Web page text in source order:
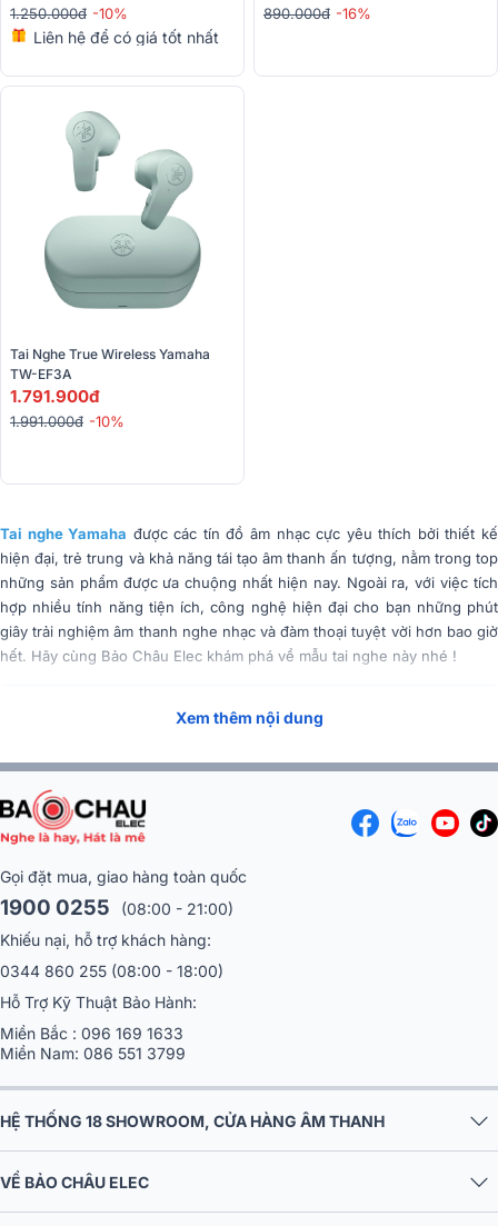
1.250.000đ -10%
Liên hệ để có giá tốt nhất
890.000đ -16%
Tai Nghe True Wireless Yamaha
TW-EF3A
1.791.900đ
1.991.000đ -10%
Tai nghe Yamaha được các tín đồ âm nhạc cực yêu thích bởi thiết kế
hiện đại, trẻ trung và khả năng tái tạo âm thanh ấn tượng, nằm trong top
những sản phẩm được ưa chuộng nhất hiện nay. Ngoài ra, với việc tích
hợp nhiều tính năng tiện ích, công nghệ hiện đại cho bạn những phút
giây trải nghiệm âm thanh nghe nhạc và đàm thoại tuyệt vời hơn bao giờ
hết. Hãy cùng Bảo Châu Elec khám phá về mẫu tai nghe này nhé !
(Mở rộng)
?
Năm 1887 tại thành phố Hamamatsu, quận Shizouaka, Nhật Bản,
Xem thêm nội dung
Gọi đặt mua, giao hàng toàn quốc
1900 0255
(08:00 - 21:00)
Khiếu nại, hỗ trợ khách hàng:
0344 860 255 (08:00 - 18:00)
Hỗ Trợ Kỹ Thuật Bảo Hành:
Miền Bắc : 096 169 1633
Miền Nam: 086 551 3799
HỆ THỐNG 18 SHOWROOM, CỬA HÀNG ÂM THANH
VỀ BẢO CHÂU ELEC